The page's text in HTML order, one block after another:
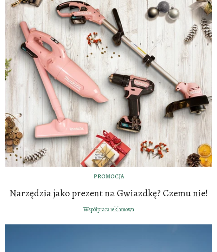
PROMOCJA
Narzędzia jako prezent na Gwiazdkę? Czemu nie!
Współpraca reklamowa